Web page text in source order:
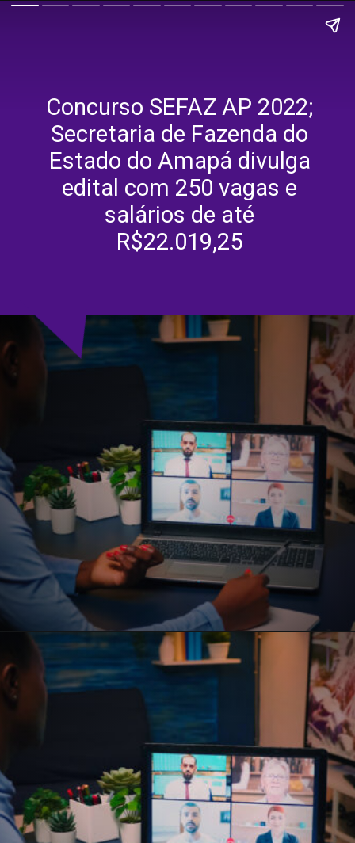
Concurso SEFAZ AP 2022;
Secretaria de Fazenda do
Estado do Amapá divulga
edital com 250 vagas e
salários de até
R$22.019,25